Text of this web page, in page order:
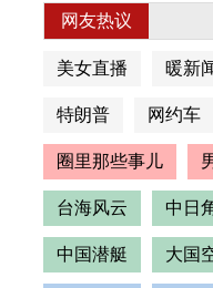
网友热议
美女直播 暖新
特朗普 网约车
圈里那些事儿
台海风云 中日
中国潜艇 大国